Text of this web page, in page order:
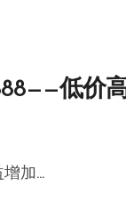
低价
加...